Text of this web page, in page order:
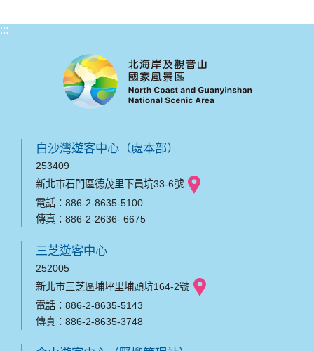
:::
白沙灣遊客中心（處本部）
253409
新北市石門區德茂里下員坑33-6號
電話：886-2-8635-5100
傳真：886-2-2636- 6675
三芝遊客中心
252005
新北市三芝區埔坪里埔頭坑164-2號
電話：886-2-8635-5143
傳真：886-2-8635-3748